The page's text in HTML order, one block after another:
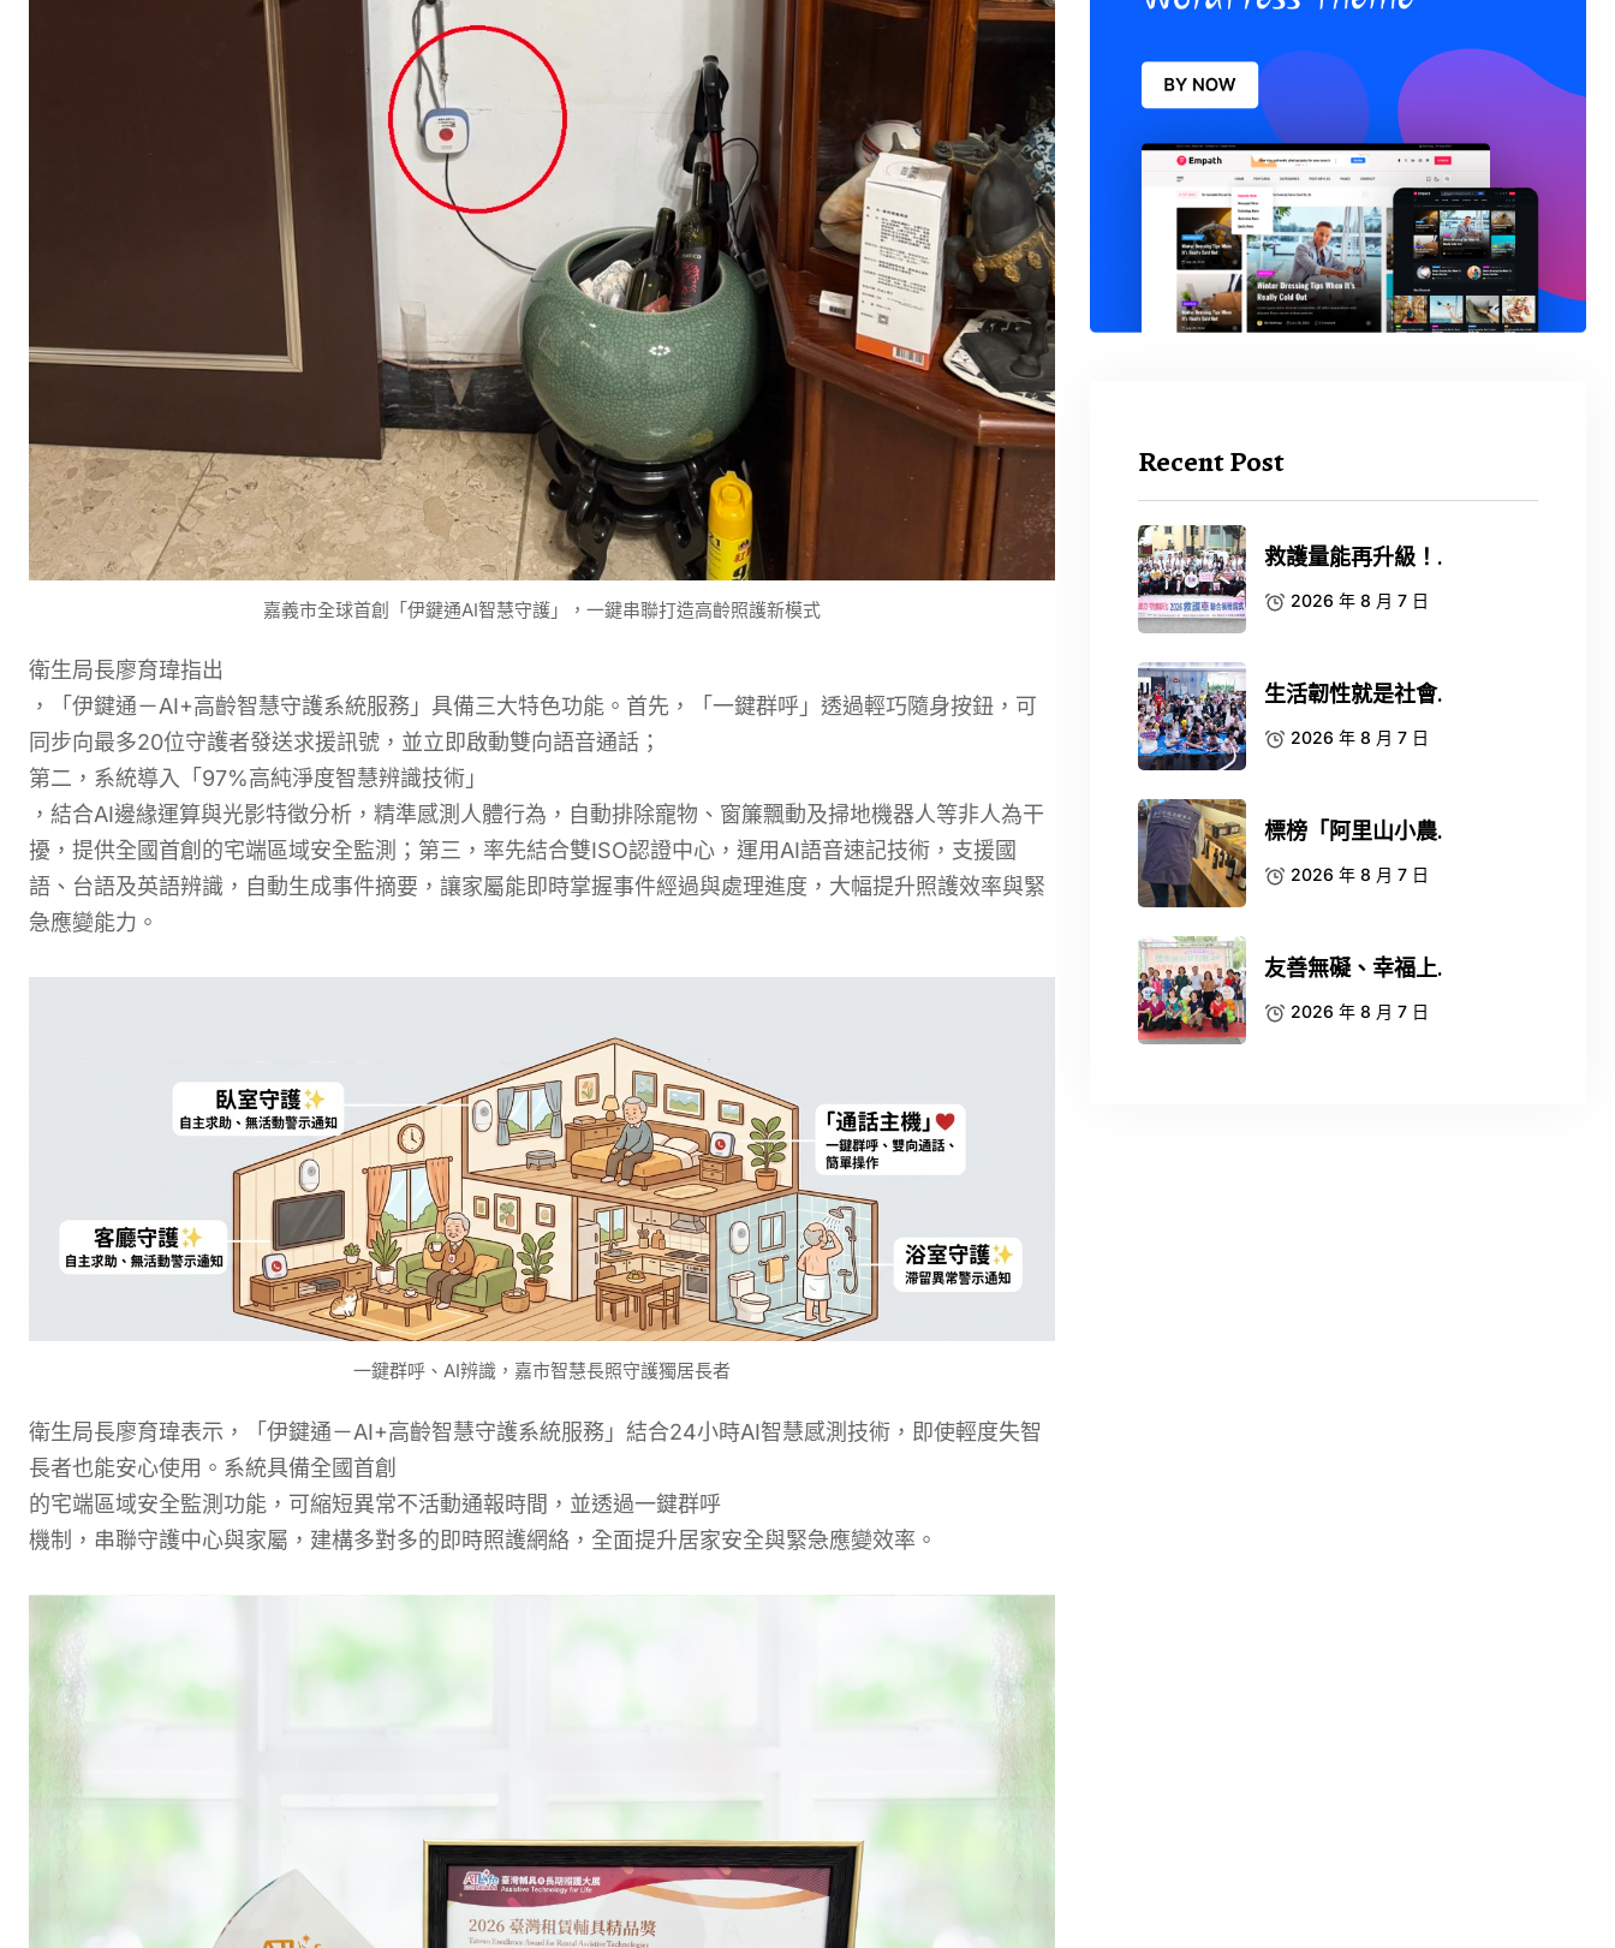
嘉義市全球首創「伊鍵通AI智慧守護」，一鍵串聯打造高齡照護新模式
衛生局長廖育瑋指出
，「伊鍵通－AI+高齡智慧守護系統服務」具備三大特色功能。首先，「一鍵群呼」透過輕巧隨身按鈕，可
同步向最多20位守護者發送求援訊號，並立即啟動雙向語音通話；
第二 ，系統導入 「 97%高純淨度智慧辨識技術 」
，結合AI邊緣運算與光影特徵分析，精準感測人體行為，自動排除寵物、窗簾飄動及掃地機器人等非人為干
擾，提供全國首創的宅端區域安全監測；第三，率先結合雙ISO認證中心，運用AI語音速記技術，支援國
語、台語及英語辨識，自動生成事件摘要，讓家屬能即時掌握事件經過與處理進度，大幅提升照護效率與緊
急應變能力。
一鍵群呼、AI辨識，嘉市智慧長照守護獨居長者
衛生局長廖育瑋表示，「伊鍵通－AI+高齡智慧守護系統服務」結合24小時AI智慧感測技術，即使輕度失智
長者也能安心使用。系統具備全國首創
的宅端區域安全監測功能，可縮短異常不活動通報時間，並透過一鍵群呼
機制，串聯守護中心與家屬，建構多對多的即時照護網絡，全面提升居家安全與緊急應變效率。
Recent Post
救護量能再升級！.
2026 年 8 月 7 日
生活韌性就是社會.
2026 年 8 月 7 日
標榜「阿里山小農.
2026 年 8 月 7 日
友善無礙、幸福上.
2026 年 8 月 7 日